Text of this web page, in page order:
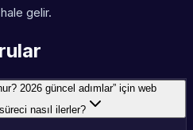
gelir.
2026 güncel adımlar” için web
nasıl ilerler?